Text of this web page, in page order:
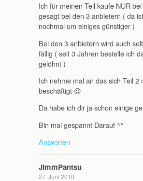
Ich für meinen Teil kaufe NUR
gesagt bei den 3 anbietern ( da
nochmal um einiges günstiger )
Bei den 3 anbietern wird auch
fällig ( seit 3 Jahren bestelle ich
gelöhnt )
Ich nehme mal an das sich Teil 2
beschäftigt 😉
Da habe ich dir ja schon einige
Bin mal gespannt Darauf ^^
Antworten
JimmPantsu
27. Juni 2010